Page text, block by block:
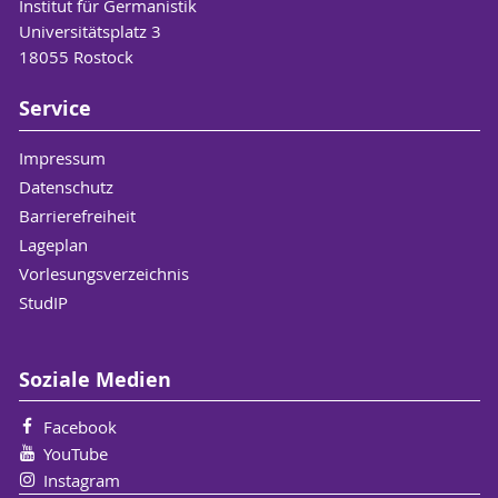
frühneuhochdeutschen Handschrift
2023.
Erstbetreuung: Ursula Götz
Institut für Germanistik
Universitätsplatz 3
18055 Rostock
Service
Impressum
Datenschutz
Barrierefreiheit
Lageplan
Vorlesungsverzeichnis
StudIP
Soziale Medien
Facebook
YouTube
Instagram